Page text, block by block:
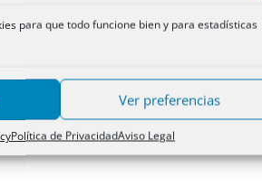
para que todo funcione bien y para estadísticas
Ver preferencias
Política de PrivacidadAviso Legal
la entrega del certificado
etc.
de condiciones generales de la
, en cuanto autoridades, podrán